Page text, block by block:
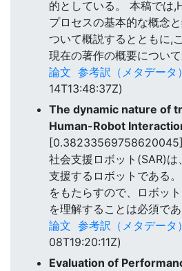
的としている。 本稿では
プロセスの基本的な概念
ついて概説するとともに,
現在の著作の概要について
論文 参考訳（メタデータ）
14T13:48:37Z)
The dynamic nature of
Human-Robot
[0.38233569758620045]
社会支援ロボット(SAR)
支援するロボットである
をもたらすので、ロボッ
を理解することは必須であ
論文 参考訳（メタデータ）
08T19:20:11Z)
Evaluation of